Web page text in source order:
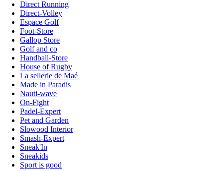
Direct Running
Direct-Volley
Espace Golf
Foot-Store
Gallop Store
Golf and co
Handball-Store
House of Rugby
La sellerie de Maé
Made in Paradis
Nauti-wave
On-Fight
Padel-Expert
Pet and Garden
Slowood Interior
Smash-Expert
Sneak'In
Sneakids
Sport is good